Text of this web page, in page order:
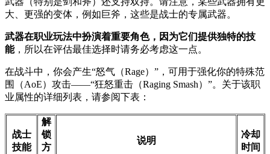
大、更强的变体，例如巨斧，这些是战士的专属武器。
武器在职业玩法中扮演着重要角色，因为它们提供独特的技
能，所以在评估最佳选择时请务必考虑这一点。
在战斗中，你会产生“怒气（Rage）”，可用于强化你的特殊范
围（AoE）攻击——“狂怒重击（Raging Smash）”。关于该职
业属性的详细列表，请参阅下表：
战士
技能
解
锁
方
说明
冷却
时间